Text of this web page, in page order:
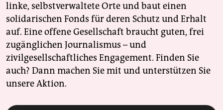
linke, selbstverwaltete Orte und baut einen
solidarischen Fonds für deren Schutz und Erhalt
auf. Eine offene Gesellschaft braucht guten, frei
zugänglichen Journalismus – und
zivilgesellschaftliches Engagement. Finden Sie
auch? Dann machen Sie mit und unterstützen Sie
unsere Aktion.